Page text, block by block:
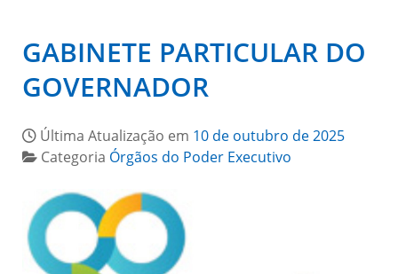
GABINETE PARTICULAR DO
GOVERNADOR
Última Atualização em 10 de outubro de 2025
Categoria Órgãos do Poder Executivo